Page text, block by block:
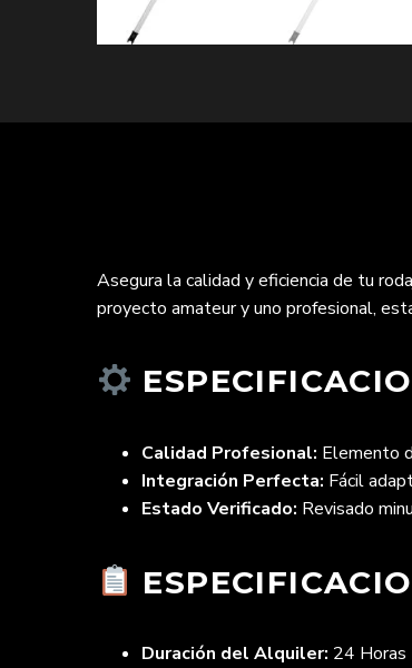
Asegura la calidad y eficiencia de tu
proyecto amateur y uno profesional,
Calidad Profesional: Elemento
Integración Perfecta: Fácil
Estado Verificado: Revisado
Duración del Alquiler: 24 Horas